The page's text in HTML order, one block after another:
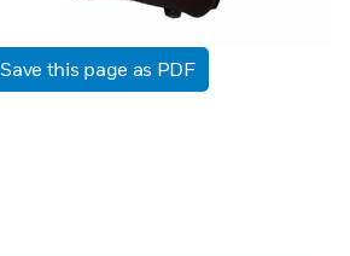
Save this page as PDF